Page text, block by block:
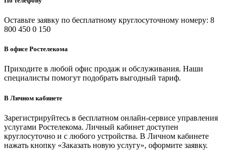
Оставьте заявку по бесплатному круглосуточному номеру: 8
800 450 0 150
В офисе Ростелекома
Приходите в любой офис продаж и обслуживания. Наши
специалисты помогут подобрать выгодный тариф.
В Личном кабинете
Зарегистрируйтесь в бесплатном онлайн-сервисе управления
услугами Ростелекома. Личный кабинет доступен
круглосуточно и с любого устройства. В Личном кабинете
нажать кнопку «Заказать новую услугу», оформите заявку.